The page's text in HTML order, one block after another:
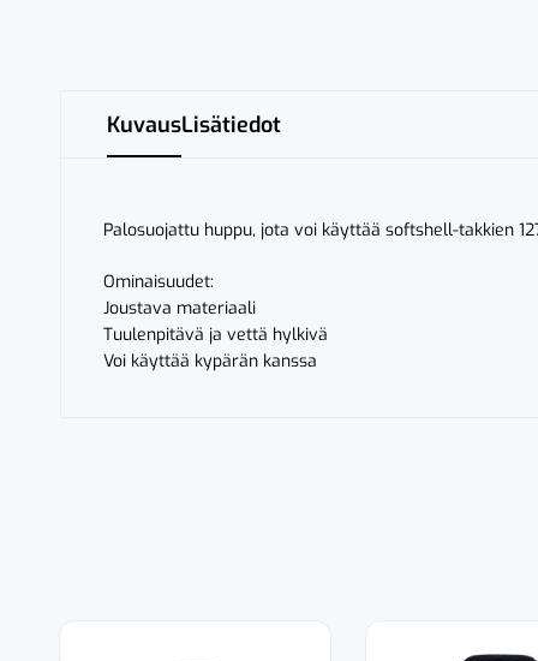
KuvausLisätiedot
Palosuojattu huppu, jota voi käyttää softshell-takkien
Ominaisuudet:
Joustava materiaali
Tuulenpitävä ja vettä hylkivä
Voi käyttää kypärän kanssa